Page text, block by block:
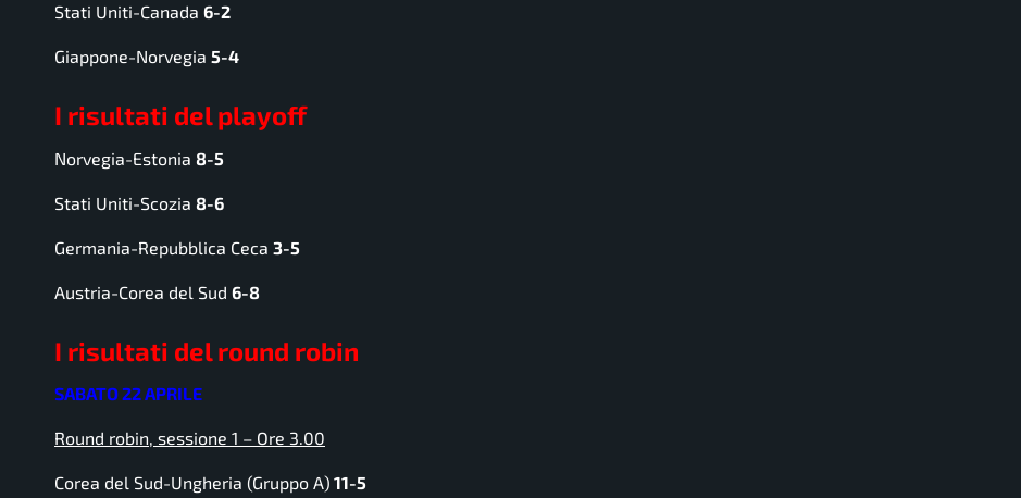
Stati Uniti-Canada 6-2
Giappone-Norvegia 5-4
I risultati del playoff
Norvegia-Estonia 8-5
Stati Uniti-Scozia 8-6
Germania-Repubblica Ceca 3-5
Austria-Corea del Sud 6-8
I risultati del round robin
SABATO 22 APRILE
Round robin, sessione 1 – Ore 3.00
Corea del Sud-Ungheria (Gruppo A) 11-5